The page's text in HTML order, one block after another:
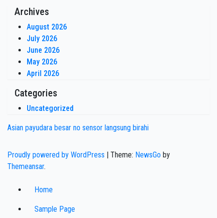
Archives
August 2026
July 2026
June 2026
May 2026
April 2026
Categories
Uncategorized
Asian payudara besar no sensor langsung birahi
Proudly powered by WordPress | Theme: NewsGo by
Themeansar.
Home
Sample Page